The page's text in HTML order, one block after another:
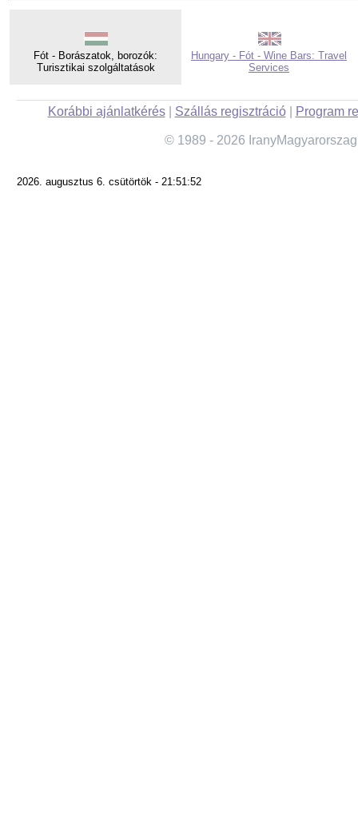
Fót - Borászatok, borozók:
Turisztikai szolgáltatások
Hungary - Fót - Wine Bars: Travel
Services
Korábbi ajánlatkérés| Szállás regisztráció| Program
© 1989 - 2026
2026. augusztus 6. csütörtök - 21:51:52